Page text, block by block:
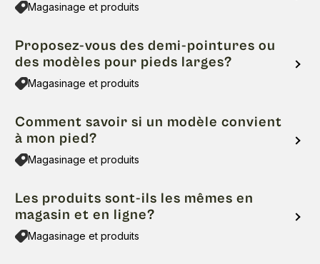
Magasinage et produits
Proposez-vous des demi-pointures ou
des modèles pour pieds larges?
Magasinage et produits
Comment savoir si un modèle convient
à mon pied?
Magasinage et produits
Les produits sont-ils les mêmes en
magasin et en ligne?
Magasinage et produits